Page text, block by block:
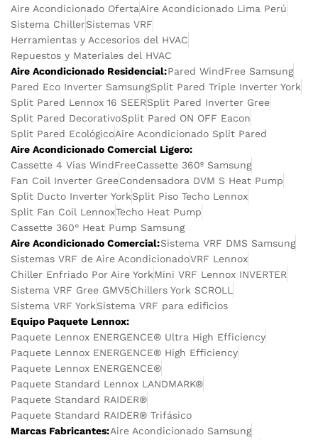
Aire Acondicionado OfertaAire Acondicionado Lima Perú
Sistema ChillerSistemas VRF
Herramientas y Accesorios del HVAC
Repuestos y Materiales del HVAC
Aire Acondicionado Residencial:Pared WindFree Samsung
Pared Eco Inverter SamsungSplit Pared Triple Inverter York
Split Pared Lennox 16 SEERSplit Pared Inverter Gree
Split Pared DecorativoSplit Pared ON OFF Eacon
Split Pared EcológicoAire Acondicionado Split Pared
Aire Acondicionado Comercial Ligero:
Cassette 4 Vias WindFreeCassette 360º Samsung
Fan Coil Inverter GreeCondensadora DVM S Heat Pump
Split Ducto Inverter YorkSplit Piso Techo Lennox
Split Fan Coil LennoxTecho Heat Pump
Cassette 360° Heat Pump Samsung
Aire Acondicionado Comercial:Sistema VRF DMS Samsung
Sistemas VRF de Aire AcondicionadoVRF Lennox
Chiller Enfriado Por Aire YorkMini VRF Lennox INVERTER
Sistema VRF Gree GMV5Chillers York SCROLL
Sistema VRF YorkSistema VRF para edificios
Equipo Paquete Lennox:
Paquete Lennox ENERGENCE® Ultra High Efficiency
Paquete Lennox ENERGENCE® High Efficiency
Paquete Lennox ENERGENCE®
Paquete Standard Lennox LANDMARK®
Paquete Standard RAIDER®
Paquete Standard RAIDER® Trifásico
Marcas Fabricantes:Aire Acondicionado Samsung